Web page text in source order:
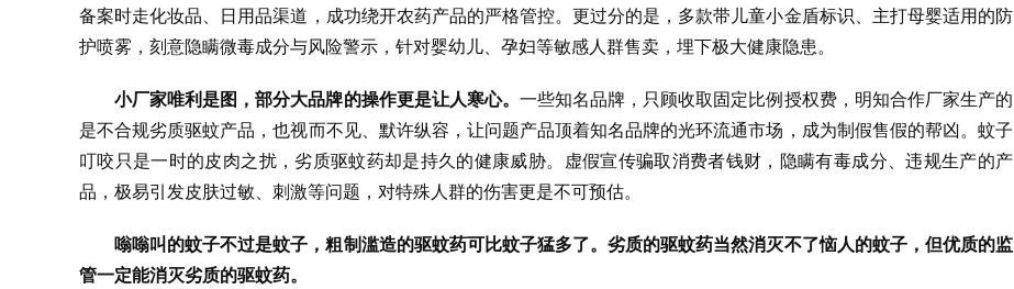
备案时走化妆品、日用品渠道，成功绕开农药产品的严格管控。更过分的是，多款带儿童小金盾标识、主打母婴适用的防
护喷雾，刻意隐瞒微毒成分与风险警示，针对婴幼儿、孕妇等敏感人群售卖，埋下极大健康隐患。
小厂家唯利是图，部分大品牌的操作更是让人寒心。 一些知名品牌，只顾收取固定比例授权费，明知合作厂家生产的
是不合规劣质驱蚊产品，也视而不见、默许纵容，让问题产品顶着知名品牌的光环流通市场，成为制假售假的帮凶。蚊子
叮咬只是一时的皮肉之扰，劣质驱蚊药却是持久的健康威胁。虚假宣传骗取消费者钱财，隐瞒有毒成分、违规生产的产
品，极易引发皮肤过敏、刺激等问题，对特殊人群的伤害更是不可预估。
嗡嗡叫的蚊子不过是蚊子，粗制滥造的驱蚊药可比蚊子猛多了。劣质的驱蚊药当然消灭不了恼人的蚊子，但优质的监
管一定能消灭劣质的驱蚊药。